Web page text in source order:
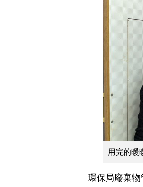
用完的暖
環保局廢棄